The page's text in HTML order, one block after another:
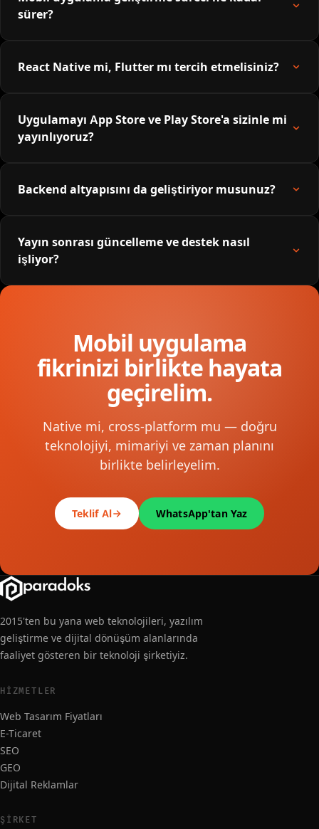
sürer?
React Native mi, Flutter mı tercih etmelisiniz?
Uygulamayı App Store ve Play Store'a sizinle mi
yayınlıyoruz?
Backend altyapısını da geliştiriyor musunuz?
Yayın sonrası güncelleme ve destek nasıl
işliyor?
Mobil uygulama
fikrinizi birlikte hayata
geçirelim.
Native mi, cross-platform mu — doğru
teknolojiyi, mimariyi ve zaman planını
birlikte belirleyelim.
Teklif Al WhatsApp'tan Yaz
2015'ten bu yana web teknolojileri, yazılım
geliştirme ve dijital dönüşüm alanlarında
faaliyet gösteren bir teknoloji şirketiyiz.
HIZMETLER
Web Tasarım Fiyatları
E-Ticaret
SEO
GEO
Dijital Reklamlar
ŞIRKET